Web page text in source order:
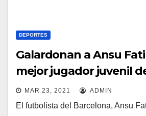
DEPORTES
Galardonan a Ansu
mejor jugador juvenil
MAR 23, 2021 ADMIN
El futbolista del Barcelona, Ansu